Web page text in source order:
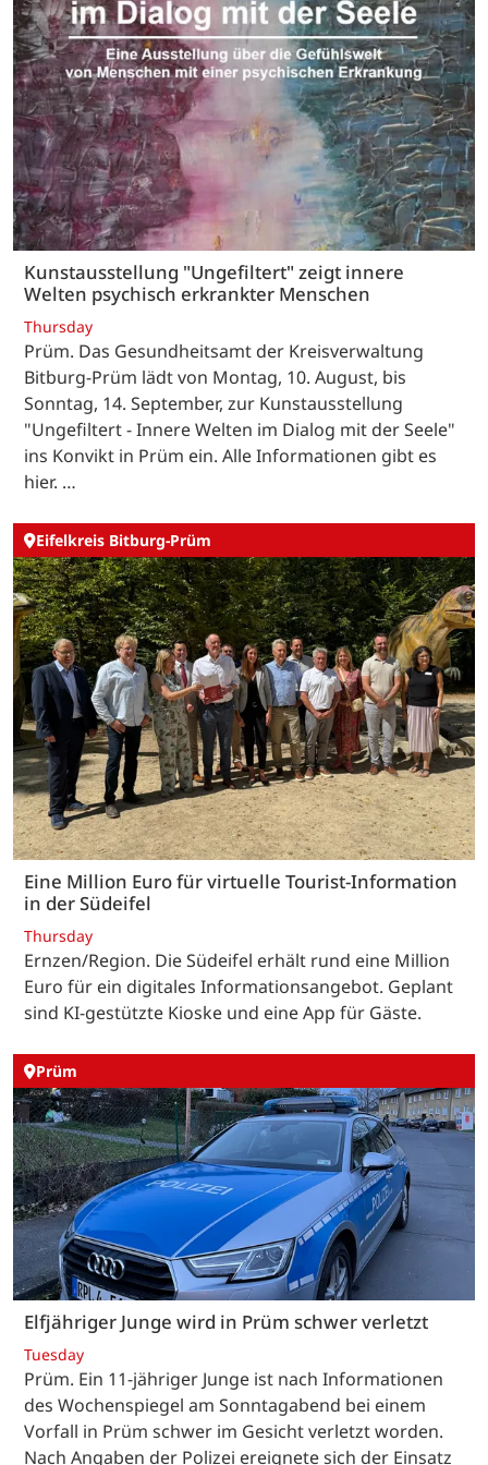
Kunstausstellung "Ungefiltert" zeigt innere
Welten psychisch erkrankter Menschen
Thursday
Prüm. Das Gesundheitsamt der Kreisverwaltung
Bitburg-Prüm lädt von Montag, 10. August, bis
Sonntag, 14. September, zur Kunstausstellung
"Ungefiltert - Innere Welten im Dialog mit der Seele"
ins Konvikt in Prüm ein. Alle Informationen gibt es
hier. …
Eifelkreis Bitburg-Prüm
Eine Million Euro für virtuelle Tourist-Information
in der Südeifel
Thursday
Ernzen/Region. Die Südeifel erhält rund eine Million
Euro für ein digitales Informationsangebot. Geplant
sind KI-gestützte Kioske und eine App für Gäste.
Prüm
Elfjähriger Junge wird in Prüm schwer verletzt
Tuesday
Prüm. Ein 11-jähriger Junge ist nach Informationen
des Wochenspiegel am Sonntagabend bei einem
Vorfall in Prüm schwer im Gesicht verletzt worden.
Nach Angaben der Polizei ereignete sich der Einsatz